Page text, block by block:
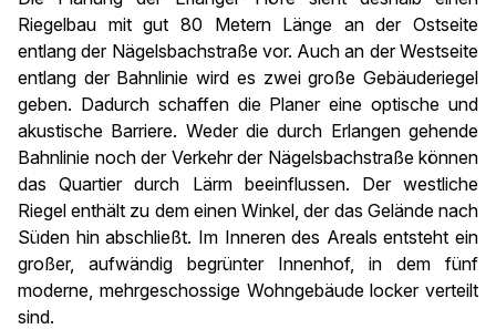
Riegelbau mit gut 80 Metern Länge an der Ostseite
entlang der Nägelsbachstraße vor. Auch an der Westseite
entlang der Bahnlinie wird es zwei große Gebäuderiegel
geben. Dadurch schaffen die Planer eine optische und
akustische Barriere. Weder die durch Erlangen gehende
Bahnlinie noch der Verkehr der Nägelsbachstraße können
das Quartier durch Lärm beeinflussen. Der westliche
Riegel enthält zu dem einen Winkel, der das Gelände nach
Süden hin abschließt. Im Inneren des Areals entsteht ein
großer, aufwändig begrünter Innenhof, in dem fünf
moderne, mehrgeschossige Wohngebäude locker verteilt
sind.